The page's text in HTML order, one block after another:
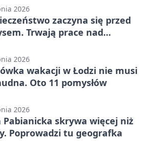
2026
zaczyna się przed
Trwają prace nad
2026
wakacji w Łodzi nie musi
Oto 11 pomysłów
2026
Pabianicka skrywa więcej niż
Poprowadzi tu geografka